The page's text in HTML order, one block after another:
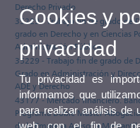
Derecho Privado
35229 - Trabajo fin de grado de
grado en Derecho y en Ciencias
Administración Pública
35229 - Trabajo fin de grado de
Grado en Administración y
ADE y Derecho
43177 - Mercado financiero.
Programa Doble Máster
de la Empresa Asesoría
Cookies y
privacidad
Tu privacidad es
informamos que
para realizar análisis de
web con el fin de